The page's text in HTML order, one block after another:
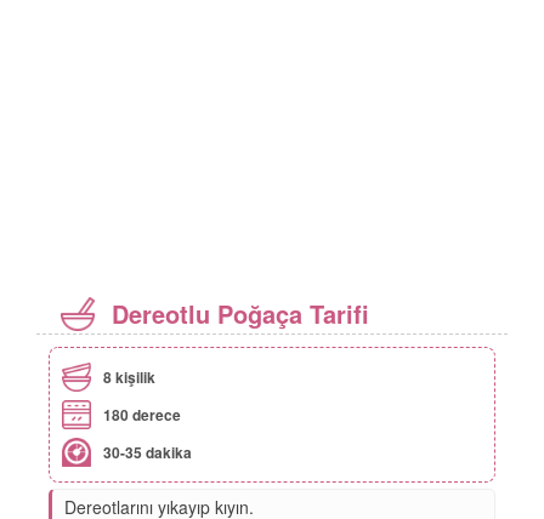
Dereotlu Poğaça Tarifi
8 kişilik
180 derece
30-35 dakika
Dereotlarını yıkayıp kıyın.